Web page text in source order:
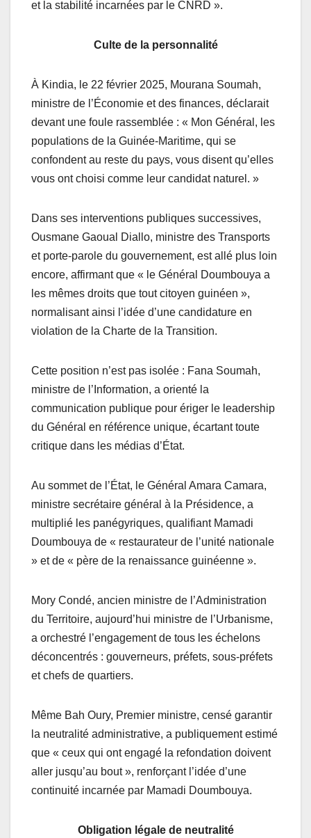
et la stabilité incarnées par le CNRD ».
Culte de la personnalité
À Kindia, le 22 février 2025, Mourana Soumah,
ministre de l’Économie et des finances, déclarait
devant une foule rassemblée : « Mon Général, les
populations de la Guinée-Maritime, qui se
confondent au reste du pays, vous disent qu’elles
vous ont choisi comme leur candidat naturel. »
Dans ses interventions publiques successives,
Ousmane Gaoual Diallo, ministre des Transports
et porte-parole du gouvernement, est allé plus loin
encore, affirmant que « le Général Doumbouya a
les mêmes droits que tout citoyen guinéen »,
normalisant ainsi l’idée d’une candidature en
violation de la Charte de la Transition.
Cette position n’est pas isolée : Fana Soumah,
ministre de l’Information, a orienté la
communication publique pour ériger le leadership
du Général en référence unique, écartant toute
critique dans les médias d’État.
Au sommet de l’État, le Général Amara Camara,
ministre secrétaire général à la Présidence, a
multiplié les panégyriques, qualifiant Mamadi
Doumbouya de « restaurateur de l’unité nationale
» et de « père de la renaissance guinéenne ».
Mory Condé, ancien ministre de l’Administration
du Territoire, aujourd’hui ministre de l’Urbanisme,
a orchestré l’engagement de tous les échelons
déconcentrés : gouverneurs, préfets, sous-préfets
et chefs de quartiers.
Même Bah Oury, Premier ministre, censé garantir
la neutralité administrative, a publiquement estimé
que « ceux qui ont engagé la refondation doivent
aller jusqu’au bout », renforçant l’idée d’une
continuité incarnée par Mamadi Doumbouya.
Obligation légale de neutralité